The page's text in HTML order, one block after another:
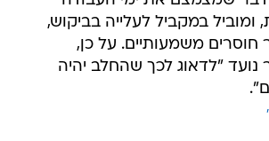
ומוביל במקביל לעלייה בביקוש,
חוסרים משמעותיים. על כן,
נועד "לדאוג לכך שהחלב יהיה